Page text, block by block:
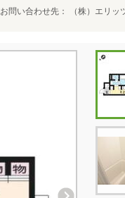
お問い合わせ先 （株）エリ